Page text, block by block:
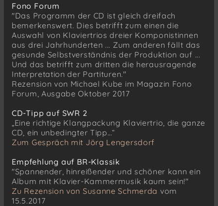
Fono Forum
"Das Programm der CD ist gleich dreifach
bemerkenswert. Dies betrifft zum einen die
Auswahl von Klaviertrios dreier Komponistinnen
aus drei Jahrhunderten ... Zum anderen fällt das
gesunde Selbstverständnis der Produktion auf ...
Und das betrifft zum dritten die herausragende
Interpretation der Partituren."
Rezension von Michael Kube im Magazin Fono
Forum, Ausgabe Oktober 2017
CD-Tipp auf SWR 2
„Eine richtige Klangpackung Klaviertrio, die ganze
CD, ein unbedingter Tipp…“
Zum Gespräch mit Jörg Lengersdorf
Empfehlung auf BR-Klassik
"Spannender, hinreißender und schöner kann ein
Album mit Klavier-Kammermusik kaum sein!"
Zu Rezension von Susanne Schmerda vom
15.5.2017